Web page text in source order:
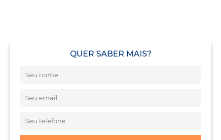
QUER SABER MAIS?